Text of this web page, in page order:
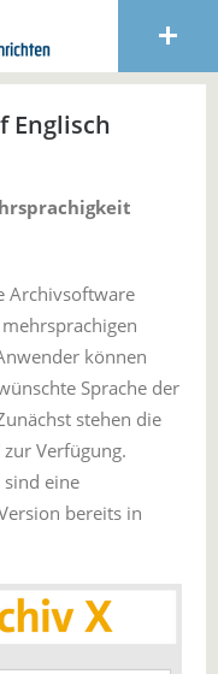
Englisch
Archivsoftware
können
Sprache der
stehen die
zur Verfügung.
sind eine
bereits in